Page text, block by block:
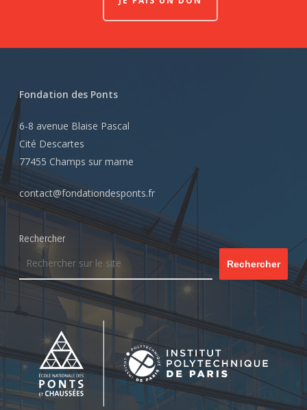
Fondation des Ponts
6-8 avenue Blaise Pascal
Cité Descartes
77455 Champs sur marne
contact@fondationdesponts.fr
Rechercher
Rechercher